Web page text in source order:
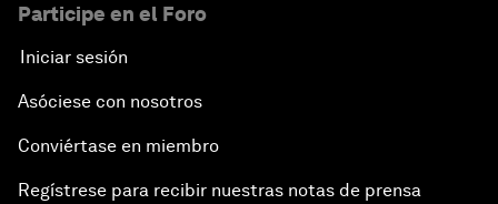
Participe en el Foro
Iniciar sesión
Asóciese con nosotros
Conviértase en miembro
Regístrese para recibir nuestras notas de prensa